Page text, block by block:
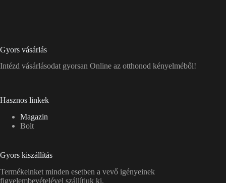
Gyors vásárlás
Intézd vásárlásodat gyorsan Online az otthonod kényelméből!
Hasznos linkek
Magazin
Bolt
Gyors kiszállítás
Termékeinket minden esetben a vevő igényeinek
figyelembevételével szállítjuk ki.